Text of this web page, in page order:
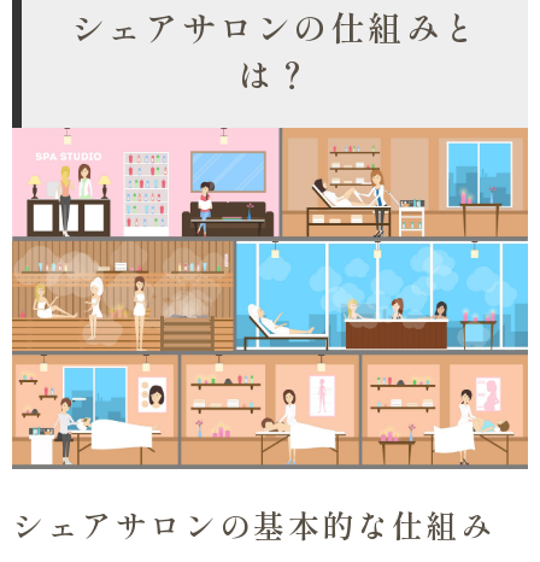
シェアサロンの仕組みと
は？
シェアサロンの基本的な仕組み